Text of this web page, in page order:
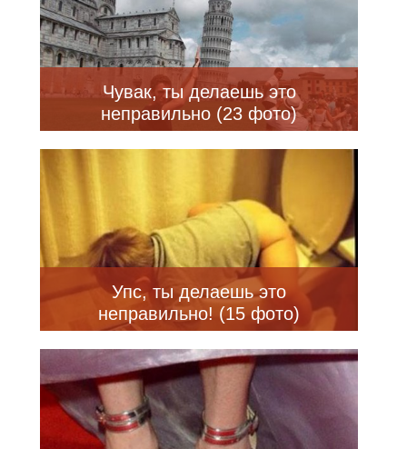
Чувак, ты делаешь это
неправильно (23 фото)
Упс, ты делаешь это
неправильно! (15 фото)